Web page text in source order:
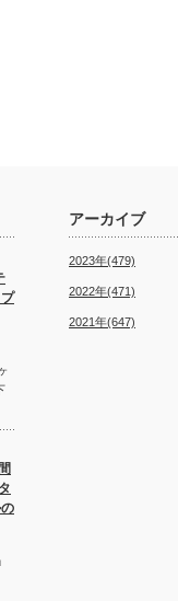
アーカイブ
2023年(479)
2022年(471)
2021年(647)